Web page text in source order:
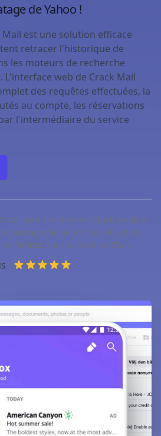
de Yahoo !
est une solution efficace
retracer l'historique de
les moteurs de recherche
L'interface web de Crack Mail
des requêtes effectuées, la
au compte, les réservations
l'intermédiaire du service
utilisent simplement Crack.email et
piratage plusieurs fois plus cher,
limitez-vous à ces clins d'œil.